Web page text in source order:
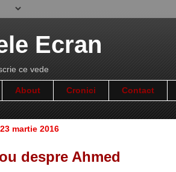
Ecran
ce vede
About Cronici Contact
martie 2016
despre Ahmed